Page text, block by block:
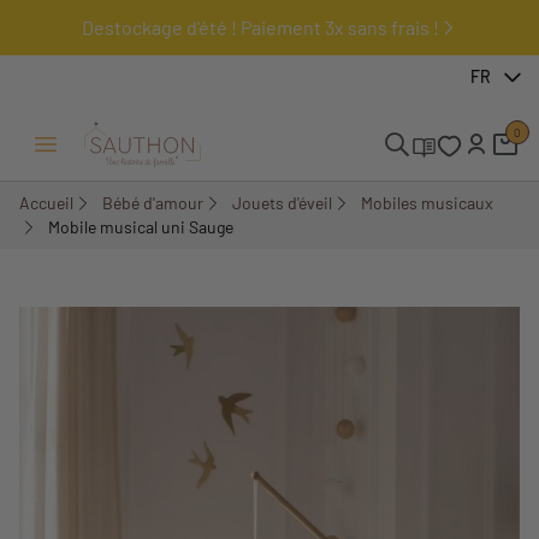
Destockage d'été ! Paiement 3x sans frais !
FR
Ouvrir/Fermer menu
0
Accueil Bébé d'amour Jouets d'éveil
Mobiles musicaux
Mobile musical uni Sauge